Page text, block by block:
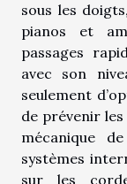
sous les
pianos et
passages
avec son
seulement
de prévenir les
mécanique
systèmes
sur les